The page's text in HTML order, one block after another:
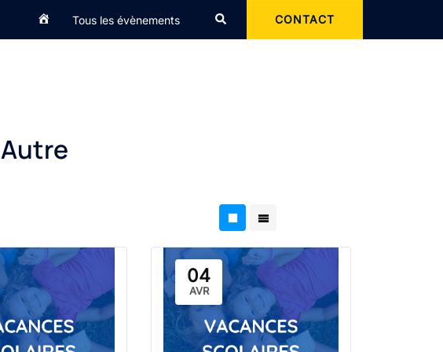
AccueilTous les évènements Rechercher CONTACT
Autre
04
AVR